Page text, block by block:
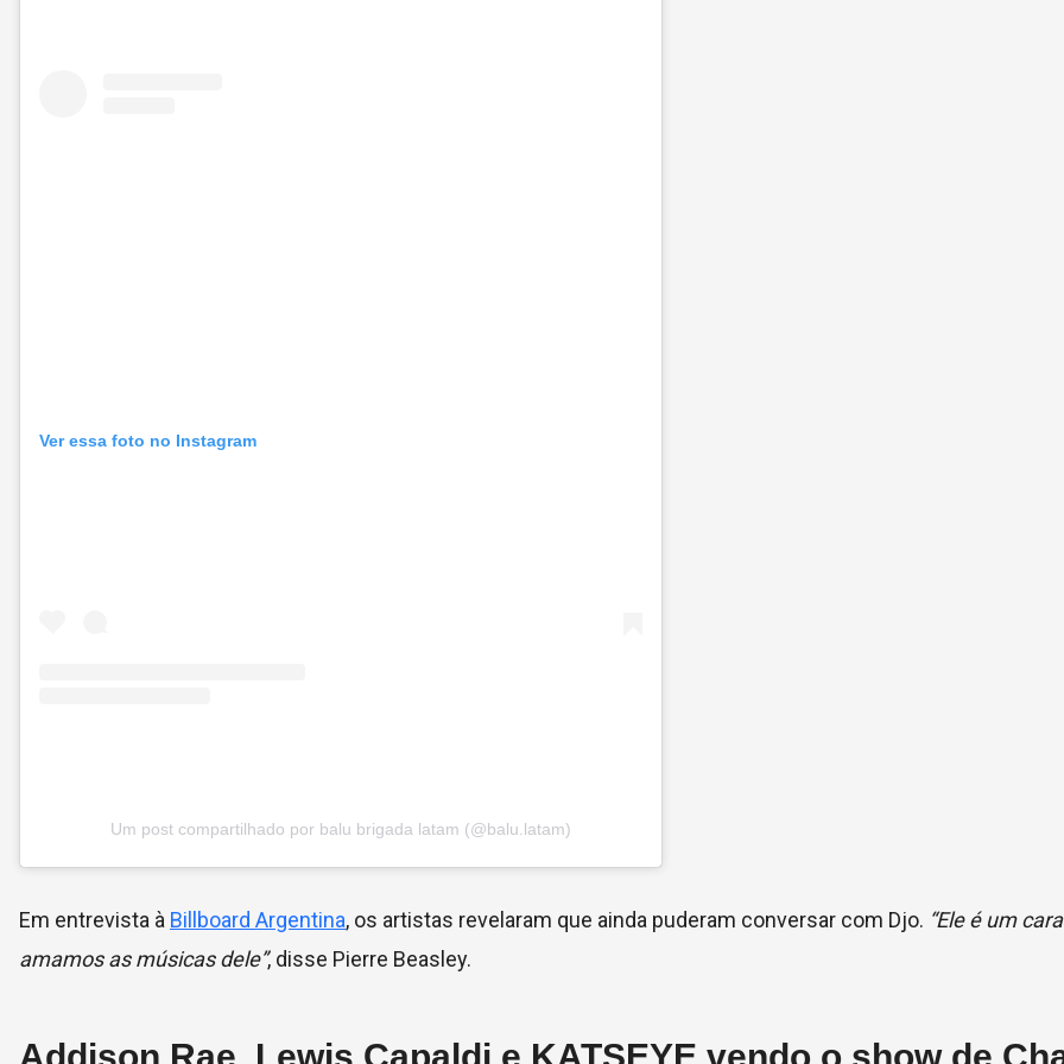
Ver essa foto no Instagram
Um post compartilhado por balu brigada latam (@balu.latam)
Em entrevista à Billboard Argentina, os artistas revelaram que ainda puderam conversar com Djo. “Ele é um
amamos as músicas dele”, disse Pierre Beasley.
Addison Rae, Lewis Capaldi e KATSEYE vendo o show de